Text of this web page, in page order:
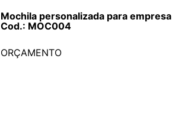
Mochila personalizada para empresa
Cod.: MOC004
ORÇAMENTO